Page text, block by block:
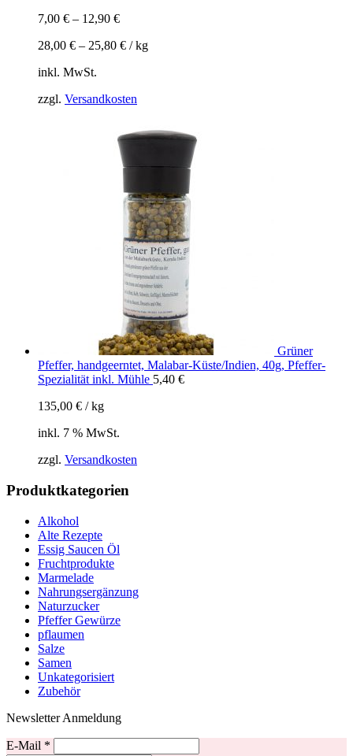
7,00 € – 12,90 €
28,00 € – 25,80 € /kg
inkl. MwSt.
zzgl. Versandkosten
Grüner
Pfeffer, handgeerntet, Malabar-Küste/Indien, 40g, Pfeffer-
Spezialität inkl. Mühle 5,40 €
135,00 € /kg
inkl. 7 % MwSt.
zzgl. Versandkosten
Produktkategorien
Alkohol
Alte Rezepte
Essig Saucen Öl
Fruchtprodukte
Marmelade
Nahrungsergänzung
Naturzucker
Pfeffer Gewürze
pflaumen
Salze
Samen
Unkategorisiert
Zubehör
Newsletter Anmeldung
E-Mail *